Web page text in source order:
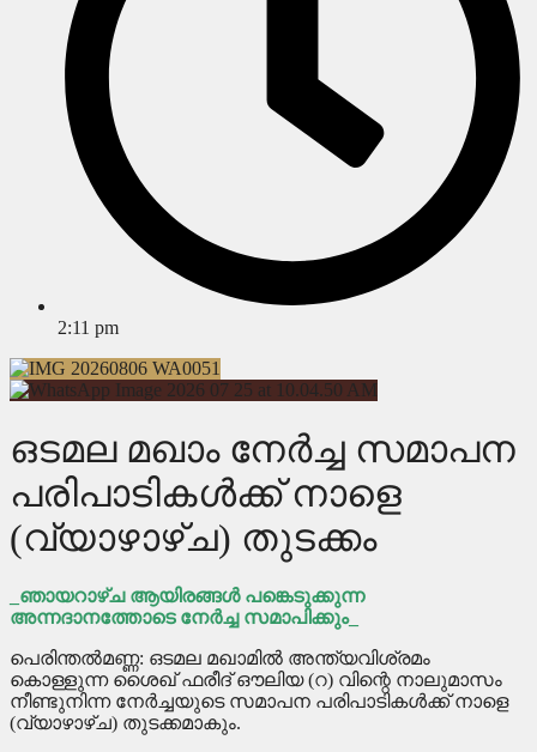
2:11 pm
ഒടമല മഖാം നേർച്ച സമാപന
പരിപാടികൾക്ക് നാളെ
(വ്യാഴാഴ്ച) തുടക്കം
_ഞായറാഴ്ച ആയിരങ്ങൾ പങ്കെടുക്കുന്ന
അന്നദാനത്തോടെ നേർച്ച സമാപിക്കും_
പെരിന്തൽമണ്ണ: ഒടമല മഖാമിൽ അന്ത്യവിശ്രമം
കൊള്ളുന്ന ശൈഖ് ഫരീദ് ഔലിയ (റ) വിന്റെ നാലുമാസം
നീണ്ടുനിന്ന നേർച്ചയുടെ സമാപന പരിപാടികൾക്ക് നാളെ
(വ്യാഴാഴ്ച) തുടക്കമാകും.